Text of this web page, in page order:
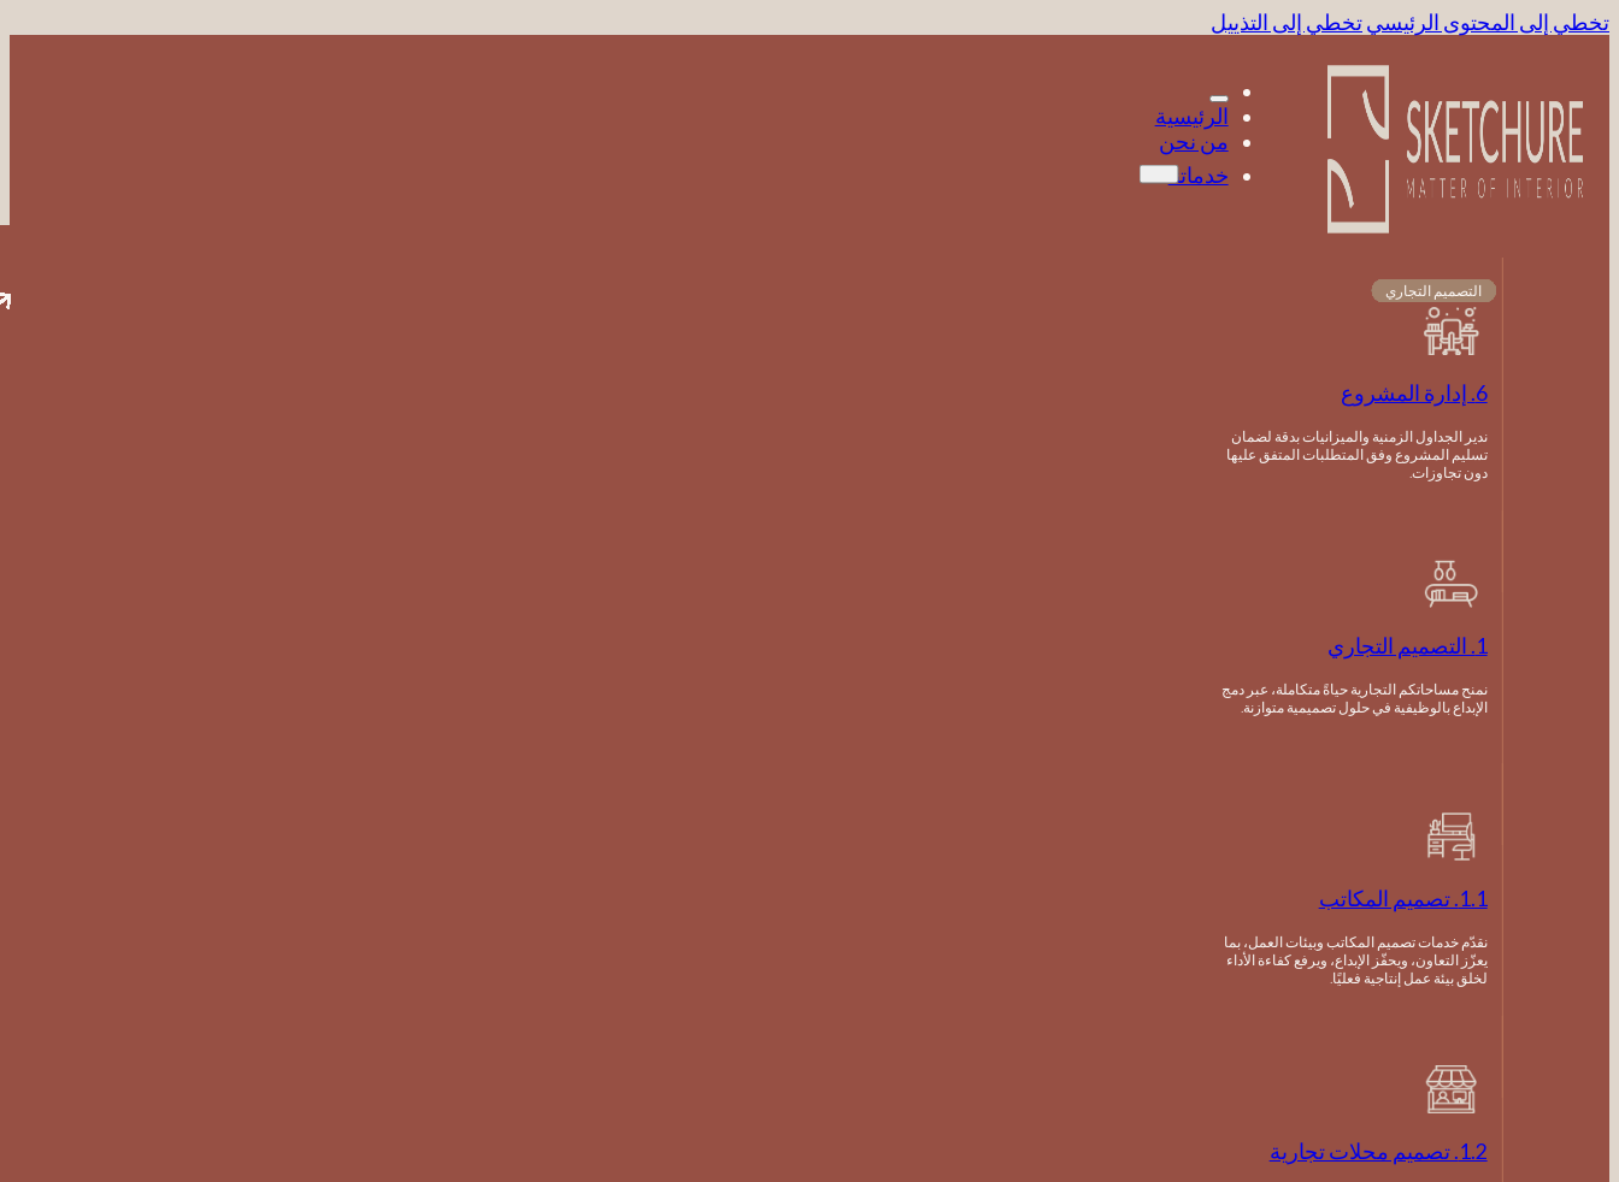
تخطي إلى المحتوى الرئيسيتخطي إلى التذييل
الرئيسية
من نحن
خدماتنا
6. إدارة المشروع
ندير الجداول الزمنية والميزانيات بدقة لضمان
تسليم المشروع وفق المتطلبات المتفق عليها
دون تجاوزات.
1. التصميم التجاري
نمنح مساحاتكم التجارية حياةً متكاملة، عبر دمج
الإبداع بالوظيفية في حلول تصميمية متوازنة.
التصميم التجاري
1.1. تصميم المكاتب
نقدّم خدمات تصميم المكاتب وبيئات العمل، بما
يعزّز التعاون، ويحفّز الإبداع، ويرفع كفاءة الأداء
لخلق بيئة عمل إنتاجية فعليًا.
التصميم التجاري
1.2. تصميم محلات تجارية
التصميم التجاري
التصميم التجاري
التصميم التجاري
التصميم التجاري
التصميم التجاري
التصميم التجاري
التصميم التجاري